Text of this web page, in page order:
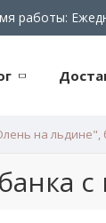
работы:
на льдине",